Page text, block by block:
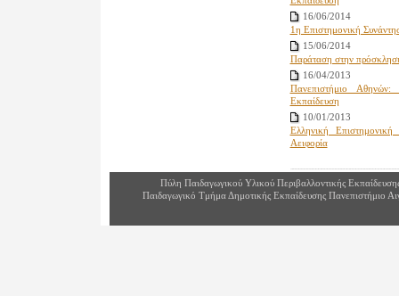
16/06/2014
1η Επιστημονική
15/06/2014
Παράταση στην
16/04/2013
Πανεπιστήμιο Αθηνών:
Εκπαίδευση
10/01/2013
Ελληνική Επιστημονική
Αειφορία
Πύλη Παιδαγωγικού Υλικού Περιβαλλοντικής
Παιδαγωγικό Τμήμα Δημοτικής Εκπαίδευσης Πανεπιστήμιο